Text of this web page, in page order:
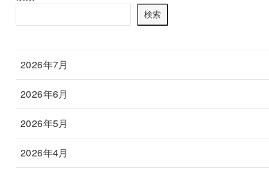
検索
2026年7月
2026年6月
2026年5月
2026年4月